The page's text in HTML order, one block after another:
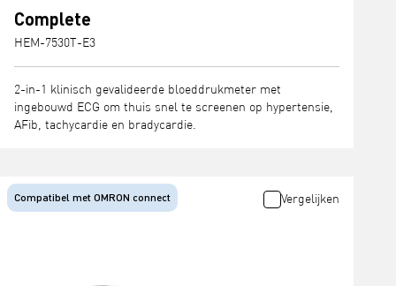
Complete
HEM-7530T-E3
2-in-1 klinisch gevalideerde bloeddrukmeter met
ingebouwd ECG om thuis snel te screenen op hypertensie,
AFib, tachycardie en bradycardie.
Compatibel met OMRON connect Vergelijken